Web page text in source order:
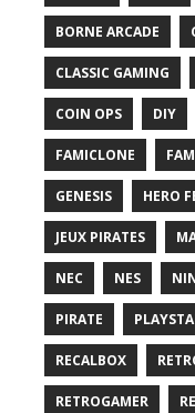
BORNE ARCADE
CLASSIC GAMING
COIN OPS DIY
FAMICLONE
GENESIS HERO
JEUX PIRATES
NEC NES
PIRATE
RECALBOX
RETROGAMER